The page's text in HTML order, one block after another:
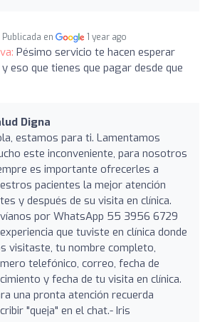
Publicada en 1 year ago
Pésimo servicio te hacen esperar
eso que tienes que pagar desde que
Digna
estamos para ti. Lamentamos
este inconveniente, para nosotros
es importante ofrecerles a
pacientes la mejor atención
y después de su visita en clínica.
por WhatsApp 55 3956 6729
que tuviste en clínica donde
visitaste, tu nombre completo,
telefónico, correo, fecha de
y fecha de tu visita en clínica.
una pronta atención recuerda
"queja" en el chat.- Iris